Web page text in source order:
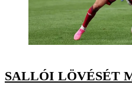
SALLÓI LÖVÉSÉT